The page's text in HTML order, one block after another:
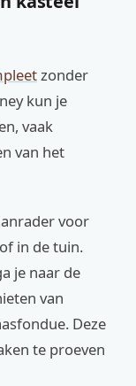
zonder
kun je
vaak
van het
voor
in de tuin.
je naar de
van
Deze
te proeven